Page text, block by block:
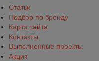
Статьи
Подбор по бренду
Карта сайта
Контакты
Выполненные проекты
Акция